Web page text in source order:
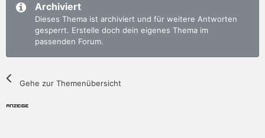
Archiviert
Dieses Thema ist archiviert und für weitere Antworten
gesperrt. Erstelle doch dein eigenes Thema im
passenden Forum.
Gehe zur Themenübersicht